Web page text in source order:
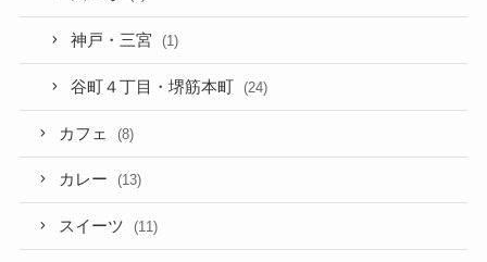
神戸・三宮 (1)
谷町４丁目・堺筋本町 (24)
カフェ (8)
カレー (13)
スイーツ (11)